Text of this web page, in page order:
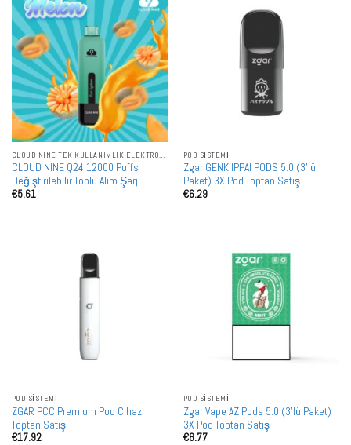
CLOUD NINE TEK KULLANIMLIK ELEKTRONIK SIGARALAR
CLOUD NINE Q24 12000 Puffs
Değiştirilebilir Toplu Alım Şarj
Edilebilir Tek Kullanımlık Vape
€5.61
POD SISTEMI
Zgar GENKIIPPAI PODS 5.0 (3'lü
Paket) 3X Pod Toptan Satış
€6.29
POD SISTEMI
ZGAR PCC Premium Pod Cihazı
Toptan Satış
€17.92
POD SISTEMI
Zgar Vape AZ Pods 5.0 (3'lü Paket)
3X Pod Toptan Satış
€6.77